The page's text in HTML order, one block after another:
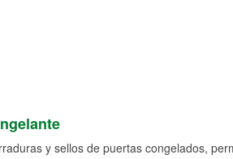
y sellos de puertas congelados,